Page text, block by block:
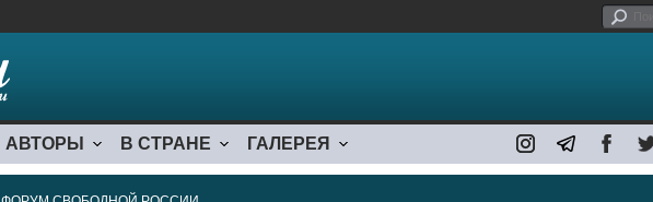
АВТОРЫ В СТРАНЕ ГАЛЕРЕЯ